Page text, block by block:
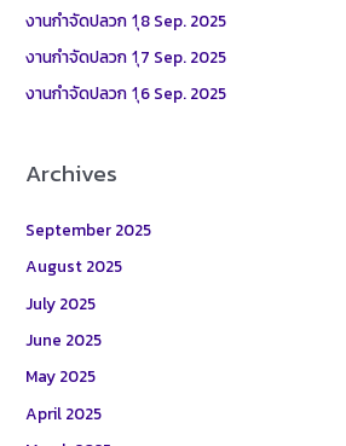
:
งานกำจัดปลวก 1ุ8 Sep. 2025
งานกำจัดปลวก 1ุ7 Sep. 2025
งานกำจัดปลวก 1ุ6 Sep. 2025
Archives
September 2025
August 2025
July 2025
June 2025
May 2025
April 2025